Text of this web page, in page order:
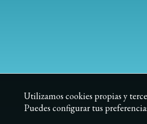
Utilizamos cookies propias y
Puedes configurar tus